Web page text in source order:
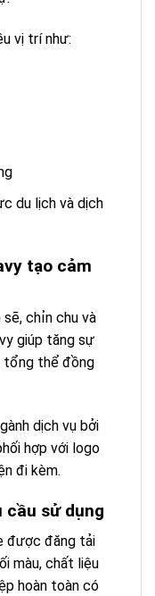
vị trí như:
du lịch và dịch
tạo cảm
sẽ, chỉn chu và
giúp tăng sự
tổng thể đồng
dịch vụ bởi
hợp với logo
đi kèm.
cầu sử dụng
được đăng tải
màu, chất liệu
hoàn toàn có